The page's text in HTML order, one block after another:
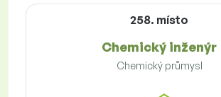
258. místo
Chemický inženýr
Chemický průmysl